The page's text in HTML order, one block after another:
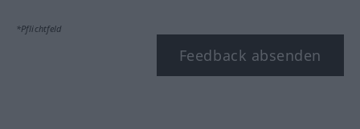
*Pflichtfeld
Feedback absenden